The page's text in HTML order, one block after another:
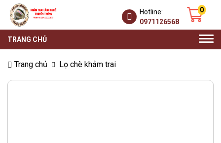
0
Hotline:
0971126568
TRANG CHỦ
Trang chủ Lọ chè khảm trai